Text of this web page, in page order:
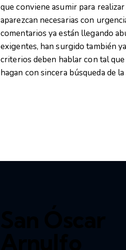
que conviene asumir para
aparezcan necesarias con
comentarios ya están llegando
exigentes, han surgido también
criterios deben hablar con tal
hagan con sincera búsqueda de la